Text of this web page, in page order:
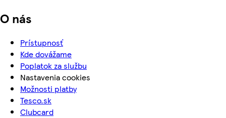
O nás
Prístupnosť
Kde dovážame
Poplatok za službu
Nastavenia cookies
Možnosti platby
Tesco.sk
Clubcard